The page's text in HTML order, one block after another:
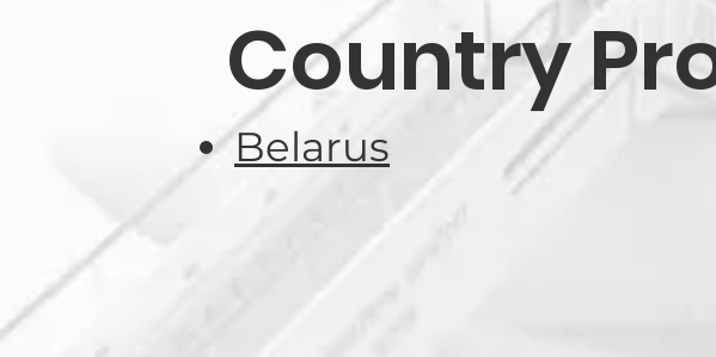
Country
Belarus